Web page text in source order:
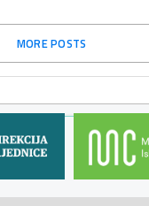
MORE POSTS